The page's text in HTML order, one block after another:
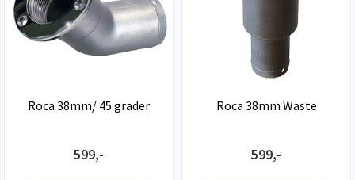
Roca 38mm/ 45 grader
599,-
Roca 38mm Waste
599,-